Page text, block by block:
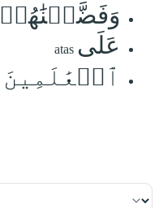
وَفَضَّلۡنَٰهُمۡ
عَلَى atas
ٱلۡعَٰلَمِينَ